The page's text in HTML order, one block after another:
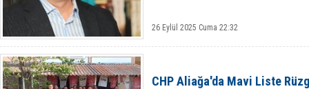
26 Eylül 2025 Cuma 22:32
CHP Aliağa'da Mavi Liste